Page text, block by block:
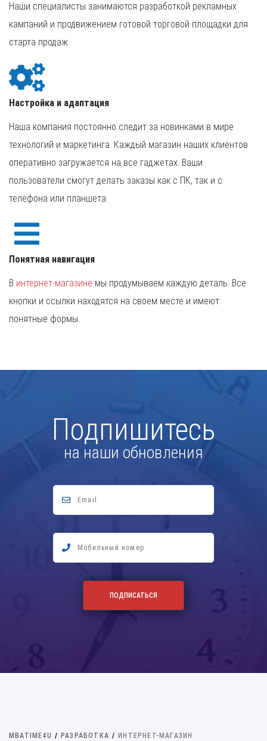
Наши специалисты занимаются разработкой рекламных
кампаний и продвижением готовой торговой площадки для
старта продаж.
Настройка и адаптация
Наша компания постоянно следит за новинками в мире
технологий и маркетинга. Каждый магазин наших клиентов
оперативно загружается на все гаджетах. Ваши
пользователи смогут делать заказы как с ПК, так и с
телефона или планшета.
Понятная навигация
В интернет-магазине мы продумываем каждую деталь. Все
кнопки и ссылки находятся на своем месте и имеют
понятные формы.
Подпишитесь
на наши обновления
MBATIME4U / РАЗРАБОТКА / ИНТЕРНЕТ-МАГАЗИН